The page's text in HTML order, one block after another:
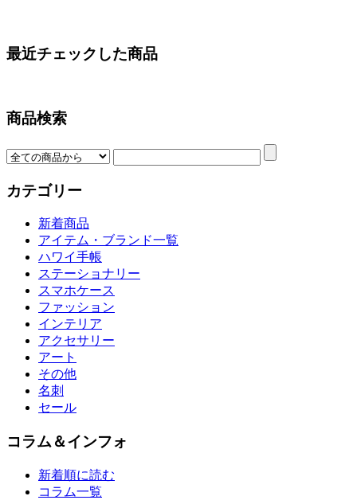
最近チェックした商品
商品検索
カテゴリー
新着商品
アイテム・ブランド一覧
ハワイ手帳
ステーショナリー
スマホケース
ファッション
インテリア
アクセサリー
アート
その他
名刺
セール
コラム＆インフォ
新着順に読む
コラム一覧